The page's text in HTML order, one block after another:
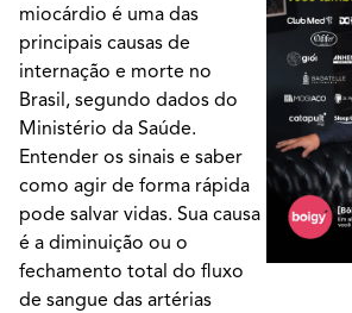
miocárdio é uma das
principais causas de
internação e morte no
Brasil, segundo dados do
Ministério da Saúde.
Entender os sinais e saber
como agir de forma rápida
pode salvar vidas. Sua causa
é a diminuição ou o
fechamento total do fluxo
de sangue das artérias